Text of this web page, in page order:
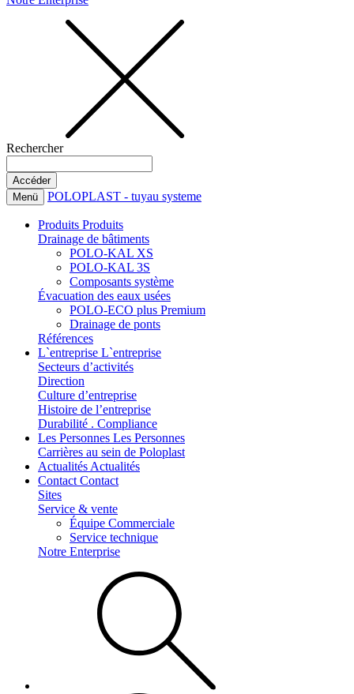
Rechercher
Menü POLOPLAST - tuyau systeme
Produits Produits
Drainage de bâtiments
POLO-KAL XS
POLO-KAL 3S
Composants système
Évacuation des eaux usées
POLO-ECO plus Premium
Drainage de ponts
Références
L`entreprise L`entreprise
Secteurs d’activités
Direction
Culture d’entreprise
Histoire de l’entreprise
Durabilité . Compliance
Les Personnes Les Personnes
Carrières au sein de Poloplast
Actualités Actualités
Contact Contact
Sites
Service & vente
Équipe Commerciale
Service technique
Notre Enterprise